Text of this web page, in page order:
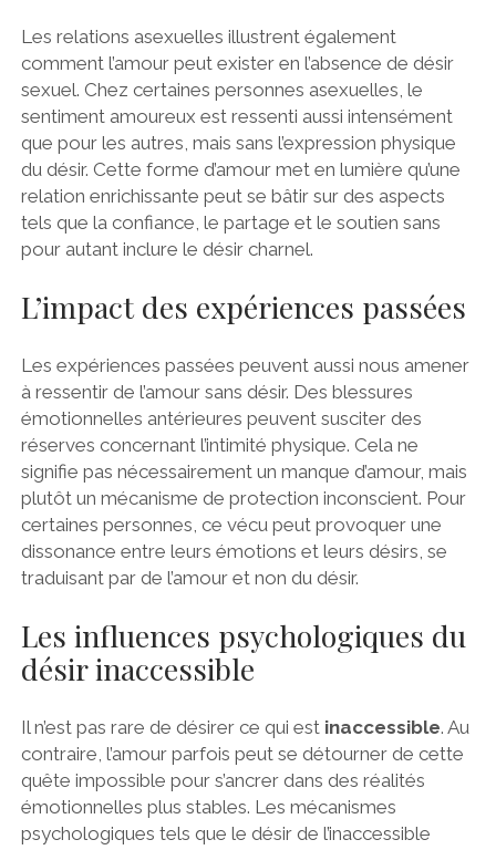
Les relations asexuelles illustrent également
comment l’amour peut exister en l’absence de désir
sexuel. Chez certaines personnes asexuelles, le
sentiment amoureux est ressenti aussi intensément
que pour les autres, mais sans l’expression physique
du désir. Cette forme d’amour met en lumière qu’une
relation enrichissante peut se bâtir sur des aspects
tels que la confiance, le partage et le soutien sans
pour autant inclure le désir charnel.
L’impact des expériences passées
Les expériences passées peuvent aussi nous amener
à ressentir de l’amour sans désir. Des blessures
émotionnelles antérieures peuvent susciter des
réserves concernant l’intimité physique. Cela ne
signifie pas nécessairement un manque d’amour, mais
plutôt un mécanisme de protection inconscient. Pour
certaines personnes, ce vécu peut provoquer une
dissonance entre leurs émotions et leurs désirs, se
traduisant par de l’amour et non du désir.
Les influences psychologiques du
désir inaccessible
Il n’est pas rare de désirer ce qui est inaccessible. Au
contraire, l’amour parfois peut se détourner de cette
quête impossible pour s’ancrer dans des réalités
émotionnelles plus stables. Les mécanismes
psychologiques tels que le désir de l’inaccessible